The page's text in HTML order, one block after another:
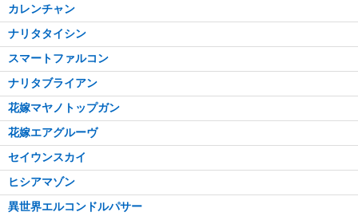
カレンチャン
ナリタタイシン
スマートファルコン
ナリタブライアン
花嫁マヤノトップガン
花嫁エアグルーヴ
セイウンスカイ
ヒシアマゾン
異世界エルコンドルパサー